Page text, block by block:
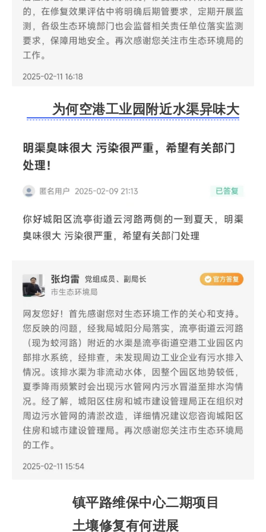
为何空港工业园附近水渠异味大
镇平路维保中心二期项目
土壤修复有何进展